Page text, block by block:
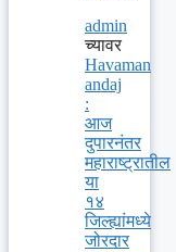
admin
च्यावर
Havaman
andaj
:
आज
दुपारनंतर
महाराष्ट्रातील
या
१४
जिल्ह्यांमध्ये
जोरदार